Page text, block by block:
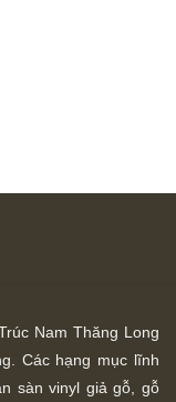
Nam Thăng Long
Các hạng mục lĩnh
sàn vinyl giả gỗ, gỗ